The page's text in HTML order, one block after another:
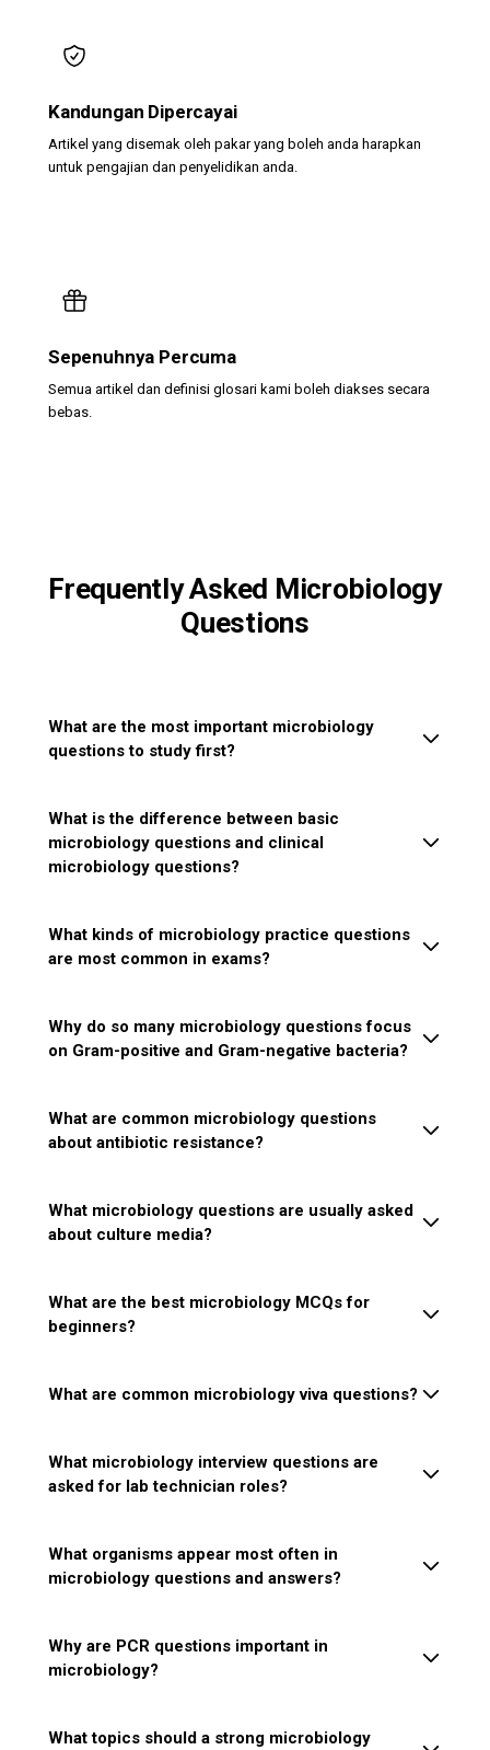
Kandungan Dipercayai
Artikel yang disemak oleh pakar yang boleh anda harapkan
untuk pengajian dan penyelidikan anda.
Sepenuhnya Percuma
Semua artikel dan definisi glosari kami boleh diakses secara
bebas.
Frequently Asked Microbiology
Questions
What are the most important microbiology
questions to study first?
What is the difference between basic
microbiology questions and clinical
microbiology questions?
What kinds of microbiology practice questions
are most common in exams?
Why do so many microbiology questions focus
on Gram-positive and Gram-negative bacteria?
What are common microbiology questions
about antibiotic resistance?
What microbiology questions are usually asked
about culture media?
What are the best microbiology MCQs for
beginners?
What are common microbiology viva questions?
What microbiology interview questions are
asked for lab technician roles?
What organisms appear most often in
microbiology questions and answers?
Why are PCR questions important in
microbiology?
What topics should a strong microbiology